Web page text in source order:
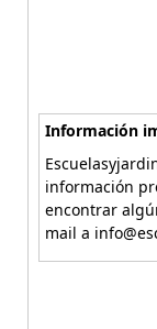
Información
información
encontrar
mail a